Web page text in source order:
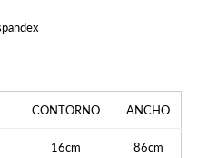
CONTORNO ANCHO
16cm 86cm